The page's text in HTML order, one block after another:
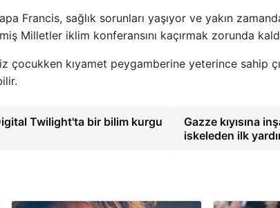
Francis, sağlık sorunları yaşıyor ve yakın
Milletler iklim konferansını kaçırmak zorunda
çocukken kıyamet peygamberine yeterince sahip
Twilight'ta bir bilim kurgu
Gazze kıyısına
iskeleden ilk